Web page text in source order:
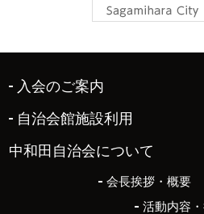
入会のご案内
自治会館施設利用
中和田自治会について
会長挨拶・概要
活動内容・